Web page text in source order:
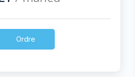
Ordre